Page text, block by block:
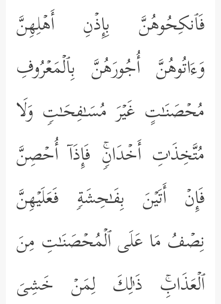
فَٱنكِحُوهُنَّ بِإِذۡنِ أَهۡلِهِنَّ
وَءَاتُوهُنَّ أُجُورَهُنَّ بِٱلۡمَعۡرُوفِ
مُحۡصَنَـٰتٍ غَیۡرَ مُسَـٰفِحَـٰتࣲ وَلَا
مُتَّخِذَ ٰ⁠تِ أَخۡدَانࣲۚ فَإِذَاۤ أُحۡصِنَّ
فَإِنۡ أَتَیۡنَ بِفَـٰحِشَةࣲ فَعَلَیۡهِنَّ
نِصۡفُ مَا عَلَى ٱلۡمُحۡصَنَـٰتِ مِنَ
ٱلۡعَذَابِۚ ذَ ٰ⁠لِكَ لِمَنۡ خَشِیَ